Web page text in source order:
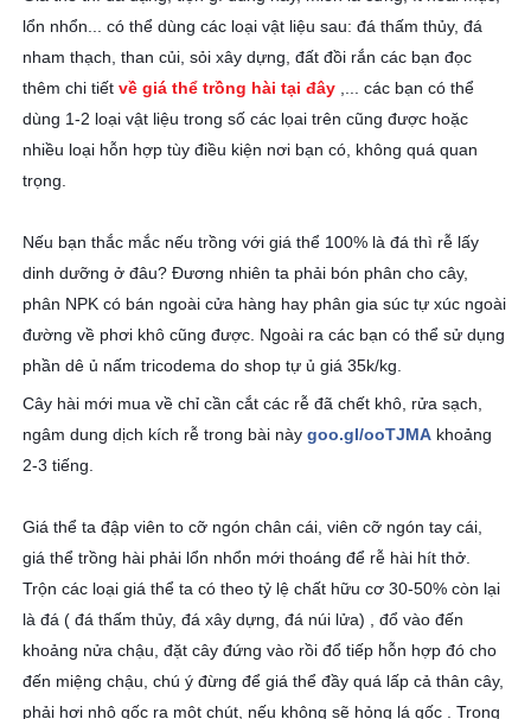
lổn nhổn... có thể dùng các loại vật liệu sau: đá thấm thủy, đá
nham thạch, than củi, sỏi xây dựng, đất đồi rắn các bạn đọc
thêm chi tiết về giá thể trồng hài tại đây,... các bạn có thể
dùng 1-2 loại vật liệu trong số các lọai trên cũng được hoặc
nhiều loại hỗn hợp tùy điều kiện nơi bạn có, không quá quan
trọng.
Nếu bạn thắc mắc nếu trồng với giá thể 100% là đá thì rễ lấy
dinh dưỡng ở đâu? Đương nhiên ta phải bón phân cho cây,
phân NPK có bán ngoài cửa hàng hay phân gia súc tự xúc ngoài
đường về phơi khô cũng được. Ngoài ra các bạn có thể sử dụng
phần dê ủ nấm tricodema do shop tự ủ giá 35k/kg.
Cây hài mới mua về chỉ cần cắt các rễ đã chết khô, rửa sạch,
ngâm dung dịch kích rễ trong bài này goo.gl/ooTJMAkhoảng
2-3 tiếng.
Giá thể ta đập viên to cỡ ngón chân cái, viên cỡ ngón tay cái,
giá thể trồng hài phải lổn nhổn mới thoáng để rễ hài hít thở.
Trộn các loại giá thể ta có theo tỷ lệ chất hữu cơ 30-50% còn lại
là đá ( đá thấm thủy, đá xây dựng, đá núi lửa) , đổ vào đến
khoảng nửa chậu, đặt cây đứng vào rồi đổ tiếp hỗn hợp đó cho
đến miệng chậu, chú ý đừng để giá thể đầy quá lấp cả thân cây,
phải hơi nhô gốc ra một chút, nếu không sẽ hỏng lá gốc . Trong